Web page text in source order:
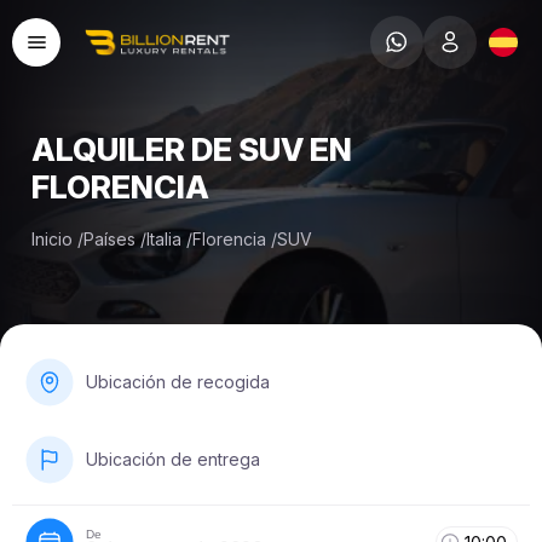
ALQUILER DE SUV EN
FLORENCIA
Inicio /Países /Italia /Florencia /SUV
Ubicación de recogida
Ubicación de entrega
De